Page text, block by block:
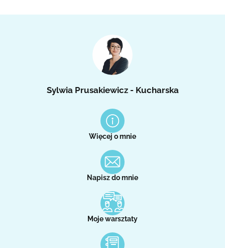
Sylwia Prusakiewicz - Kucharska
Więcej o mnie
Napisz do mnie
Moje warsztaty